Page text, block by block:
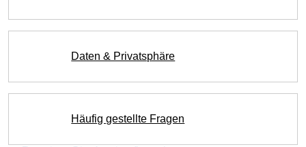
Daten & Privatsphäre
Häufig gestellte Fragen